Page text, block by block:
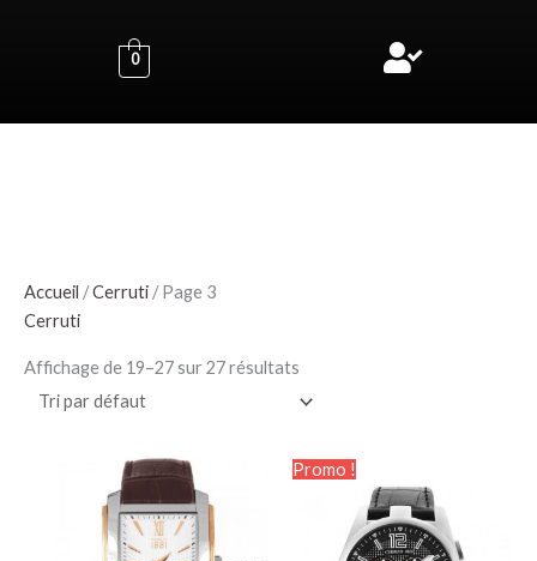
0
Accueil /Cerruti / Page 3
Cerruti
Affichage de 19–27 sur 27 résultats
Promo !
prix
initial
était :
359.00€.
prix
actuel
est :
262.88€.